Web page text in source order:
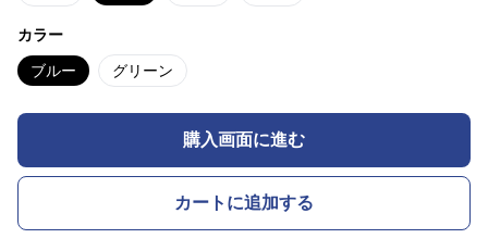
カラー
ブルー グリーン
購入画面に進む
カートに追加する